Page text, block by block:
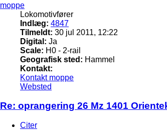
moppe
Lokomotivfører
Indlæg: 4847
Tilmeldt: 30 jul 2011, 12:22
Digital: Ja
Scale: H0 - 2-rail
Geografisk sted: Hammel
Kontakt:
Kontakt moppe
Websted
Re: oprangering 26 Mz 1401
Citer